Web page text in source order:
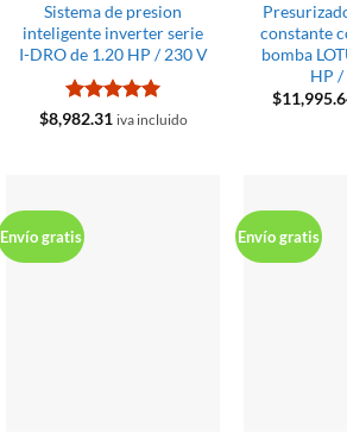
Sistema de presion
inteligente inverter serie
I-DRO de 1.20 HP / 230 V
Valorado
$8,982.31 iva incluido
constante
bomba
HP
$
Envío gratis Envío gratis